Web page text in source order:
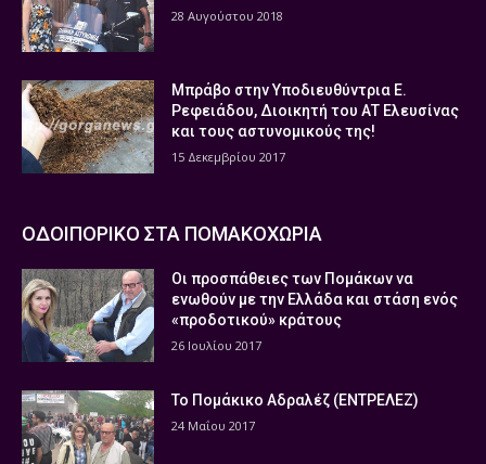
28 Αυγούστου 2018
Μπράβο στην Υποδιευθύντρια Ε.
Ρεφειάδου, Διοικητή του ΑΤ Ελευσίνας
και τους αστυνομικούς της!
15 Δεκεμβρίου 2017
ΟΔΟΙΠΟΡΙΚΟ ΣΤΑ ΠΟΜΑΚΟΧΩΡΙΑ
Οι προσπάθειες των Πομάκων να
ενωθούν με την Ελλάδα και στάση ενός
«προδοτικού» κράτους
26 Ιουλίου 2017
Το Πομάκικο Αδραλέζ (ΕΝΤΡΕΛΕΖ)
24 Μαΐου 2017